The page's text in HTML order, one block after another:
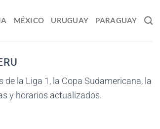
MÉXICO URUGUAY PARAGUAY
la Liga 1, la Copa Sudamericana, la
y horarios actualizados.